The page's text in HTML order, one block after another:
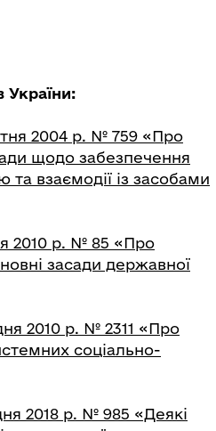
України:
2004 р. № 759 «Про
щодо забезпечення
та взаємодії із засобами
2010 р. № 85 «Про
засади державної
2010 р. № 2311 «Про
соціально-
2018 р. № 985 «Деякі